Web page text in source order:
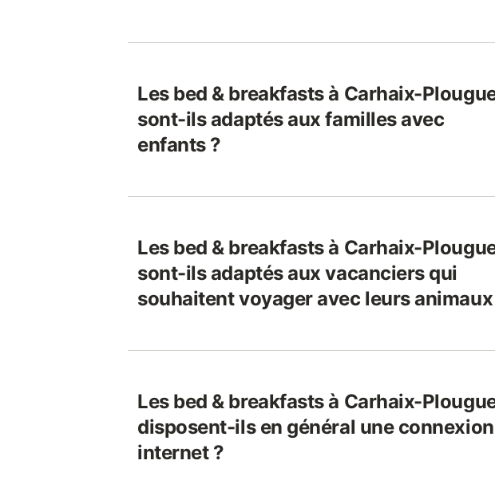
Les bed & breakfasts à Carhaix-
sont-ils adaptés aux familles avec
enfants ?
Les bed & breakfasts à Carhaix-
sont-ils adaptés aux vacanciers qui
souhaitent voyager avec leurs
Les bed & breakfasts à Carhaix-
disposent-ils en général une
internet ?